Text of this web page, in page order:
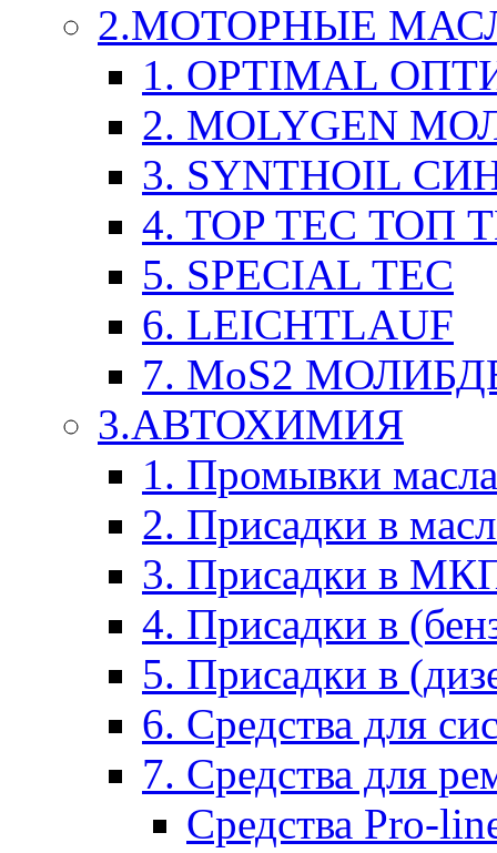
2.МОТОРНЫЕ
1. OPTIMAL
2. MOLYGEN
3. SYNTHOIL
4. TOP TEC ТОП
5. SPECIAL TEC
6. LEICHTLAUF
7. MoS2
3.АВТОХИМИЯ
1. Промывки масла
2. Присадки в
3. Присадки в
4. Присадки в
5. Присадки в
6. Средства для
7. Средства для
Средства Pro-